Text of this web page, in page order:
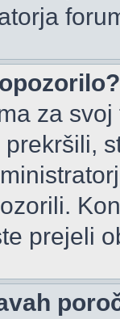
za
prejeli